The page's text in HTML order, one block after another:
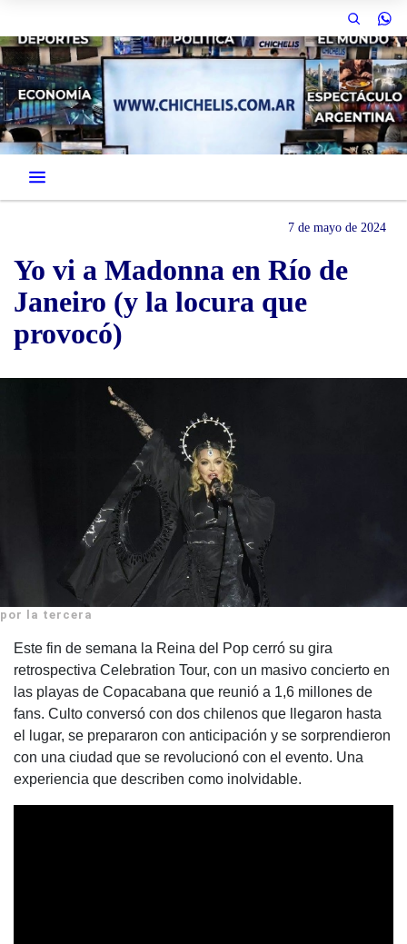
7 de mayo de 2024
Yo vi a Madonna en Río de
Janeiro (y la locura que
provocó)
por la tercera
Este fin de semana la Reina del Pop cerró su gira
retrospectiva Celebration Tour, con un masivo concierto en
las playas de Copacabana que reunió a 1,6 millones de
fans. Culto conversó con dos chilenos que llegaron hasta
el lugar, se prepararon con anticipación y se sorprendieron
con una ciudad que se revolucionó con el evento. Una
experiencia que describen como inolvidable.